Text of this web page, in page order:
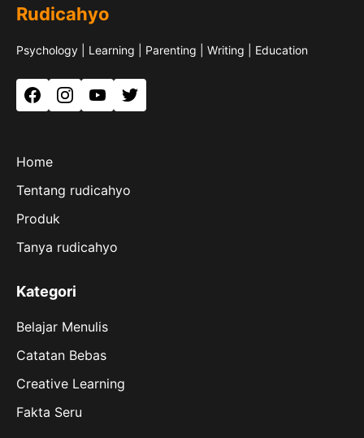
Rudicahyo
Psychology | Learning | Parenting | Writing | Education
FacebookInstagramYouTubeTwitter
Home
Tentang rudicahyo
Produk
Tanya rudicahyo
Kategori
Belajar Menulis
Catatan Bebas
Creative Learning
Fakta Seru